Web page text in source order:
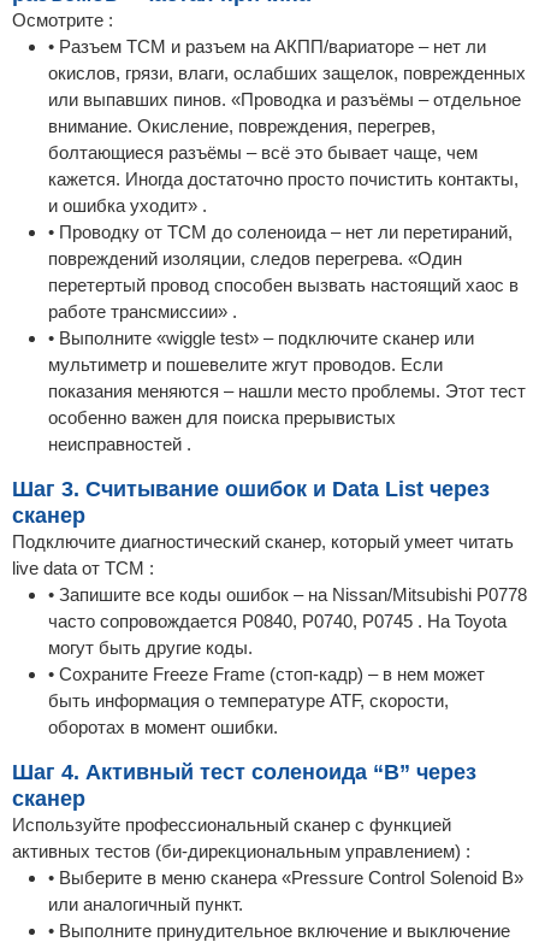
Осмотрите :
• Разъем TCM и разъем на АКПП/вариаторе – нет ли
окислов, грязи, влаги, ослабших защелок, поврежденных
или выпавших пинов. «Проводка и разъёмы – отдельное
внимание. Окисление, повреждения, перегрев,
болтающиеся разъёмы – всё это бывает чаще, чем
кажется. Иногда достаточно просто почистить контакты,
и ошибка уходит» .
• Проводку от TCM до соленоида – нет ли перетираний,
повреждений изоляции, следов перегрева. «Один
перетертый провод способен вызвать настоящий хаос в
работе трансмиссии» .
• Выполните «wiggle test» – подключите сканер или
мультиметр и пошевелите жгут проводов. Если
показания меняются – нашли место проблемы. Этот тест
особенно важен для поиска прерывистых
неисправностей .
Шаг 3. Считывание ошибок и Data List через
сканер
Подключите диагностический сканер, который умеет читать
live data от TCM :
• Запишите все коды ошибок – на Nissan/Mitsubishi P0778
часто сопровождается P0840, P0740, P0745 . На Toyota
могут быть другие коды.
• Сохраните Freeze Frame (стоп-кадр) – в нем может
быть информация о температуре ATF, скорости,
оборотах в момент ошибки.
Шаг 4. Активный тест соленоида “B” через
сканер
Используйте профессиональный сканер с функцией
активных тестов (би-дирекциональным управлением) :
• Выберите в меню сканера «Pressure Control Solenoid B»
или аналогичный пункт.
• Выполните принудительное включение и выключение